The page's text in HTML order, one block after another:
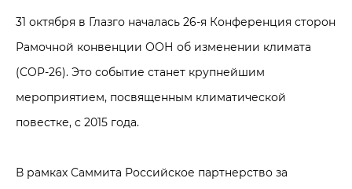
31 октября в Глазго началась 26-я Конференция сторон
Рамочной конвенции ООН об изменении климата
(COP-26). Это событие станет крупнейшим
мероприятием, посвященным климатической
повестке, с 2015 года.
В рамках Саммита Российское партнерство за